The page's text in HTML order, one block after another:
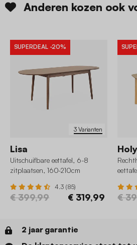
Anderen kozen ook
3 Varianten
SUPERDEAL -20%
Lisa
Uitschuifbare eettafel, 6-8
zitplaatsen, 160-210cm
4.3 (85)
€ 399,99 € 319,99
Holy
€
2 jaar garantie